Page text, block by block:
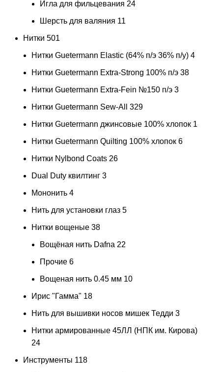
Игла для фильцевания 24
Шерсть для валяния 11
Нитки 501
Нитки Guetermann Elastic (64% п/э 36% п/у) 4
Нитки Guetermann Extra-Strong 100% п/э 38
Нитки Guetermann Extra-Fein №150 п/э 3
Нитки Guetermann Sew-All 329
Нитки Guetermann джинсовые 100% хлопок 1
Нитки Guetermann Quilting 100% хлопок 6
Нитки Nylbond Coats 26
Dual Duty квилтинг 3
Мононить 4
Нить для установки глаз 5
Нитки вощеные 38
Вощёная нить Dafna 22
Прочие 6
Вощеная нить 0.45 мм 10
Ирис "Гамма" 18
Нить для вышивки носов мишек Тедди 3
Нитки армированные 45ЛЛ (НПК им. Кирова)
24
Инструменты 118